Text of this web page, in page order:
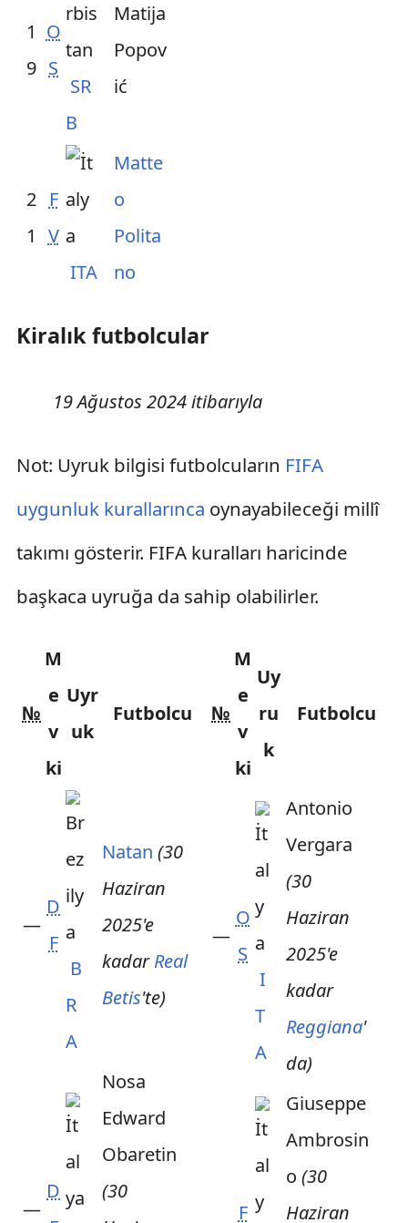
1
9
O
S
SR
B
Matija
Popov
ić
2
1
F
V
ITA
Matte
o
Polita
no
Kiralık futbolcular
19 Ağustos 2024 itibarıyla
Not: Uyruk bilgisi futbolcuların FIFA
uygunluk kurallarınca oynayabileceği millî
takımı gösterir. FIFA kuralları haricinde
başkaca uyruğa da sahip olabilirler.
№
M
e
v
ki
Uyr
uk
Futbolcu
—
D
F
B
R
A
Natan (30
Haziran
2025'e
kadarReal
Betis'te)
—
D
Nosa
Edward
Obaretin
(30
№
M
e
v
ki
Uy
ru
k
Futbolcu
—
O
S
I
T
A
Antonio
Vergara
(30
Haziran
2025'e
kadar
Reggiana'
da)
F
Giuseppe
Ambrosin
o (30
Haziran